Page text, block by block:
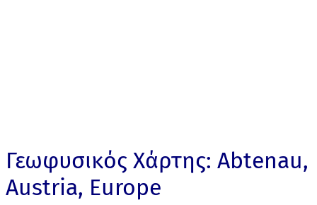
Γεωφυσικός Χάρτης: Abtenau,
Austria, Europe